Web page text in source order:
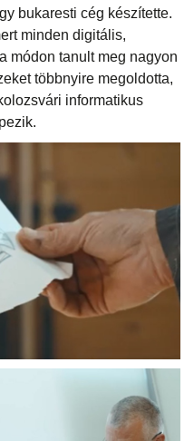
bukaresti cég készítette.
minden digitális,
módon tanult meg nagyon
többnyire megoldotta,
informatikus